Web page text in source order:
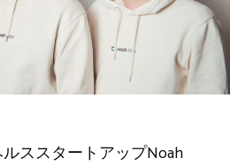
ススタートアップNoah